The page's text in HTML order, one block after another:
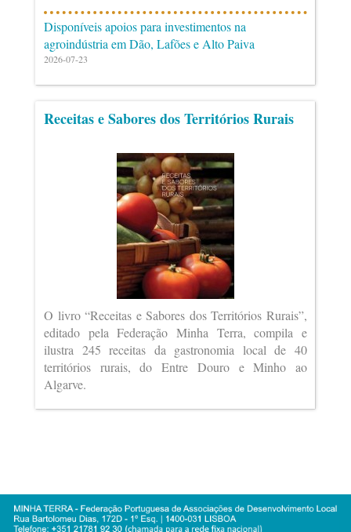
Disponíveis apoios para investimentos na
agroindústria em Dão, Lafões e Alto Paiva
2026-07-23
Receitas e Sabores dos Territórios Rurais
O livro “Receitas e Sabores dos Territórios Rurais”,
editado pela Federação Minha Terra, compila e
ilustra 245 receitas da gastronomia local de 40
territórios rurais, do Entre Douro e Minho ao
Algarve.